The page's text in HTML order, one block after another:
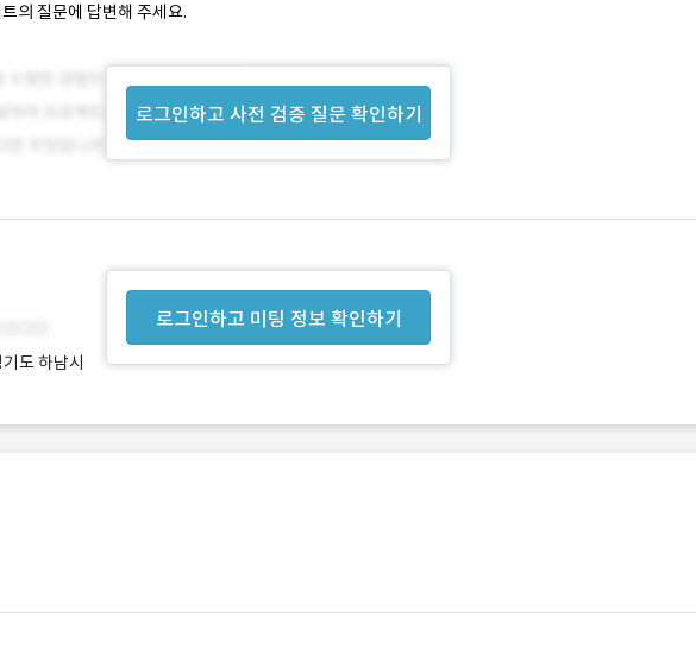
의 질문에 답변해 주세요.
로그인하고 사전 검증 질문 확인하기
로그인하고 미팅 정보 확인하기
기도 하남시